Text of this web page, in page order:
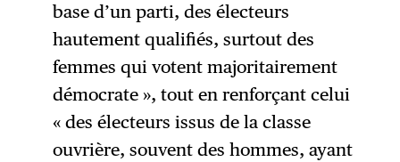
base d’un parti, des électeurs
hautement qualifiés, surtout des
femmes qui votent majoritairement
démocrate », tout en renforçant celui
« des électeurs issus de la classe
ouvrière, souvent des hommes, ayant